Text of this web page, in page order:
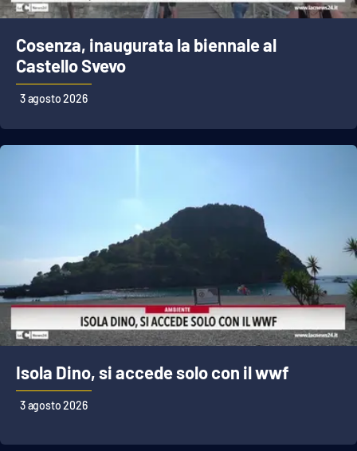
Cosenza, inaugurata la biennale al
Castello Svevo
3 agosto 2026
Isola Dino, si accede solo con il wwf
3 agosto 2026